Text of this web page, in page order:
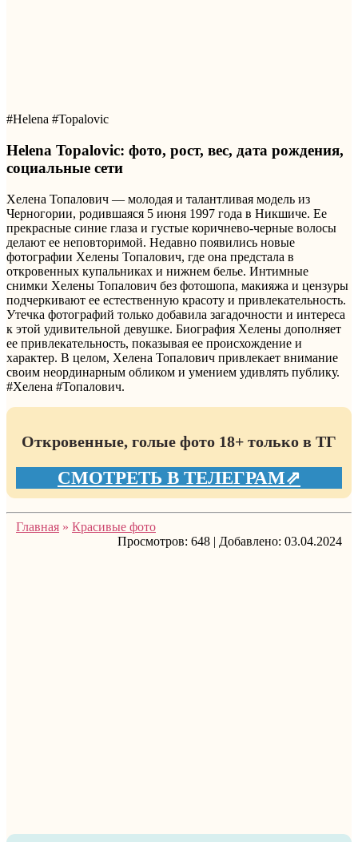
#Helena #Topalovic
Helena Topalovic: фото, рост, вес, дата рождения,
социальные сети
Хелена Топалович — молодая и талантливая модель из
Черногории, родившаяся 5 июня 1997 года в Никшиче. Ее
прекрасные синие глаза и густые коричнево-черные волосы
делают ее неповторимой. Недавно появились новые
фотографии Хелены Топалович, где она предстала в
откровенных купальниках и нижнем белье. Интимные
снимки Хелены Топалович без фотошопа, макияжа и цензуры
подчеркивают ее естественную красоту и привлекательность.
Утечка фотографий только добавила загадочности и интереса
к этой удивительной девушке. Биография Хелены дополняет
ее привлекательность, показывая ее происхождение и
характер. В целом, Хелена Топалович привлекает внимание
своим неординарным обликом и умением удивлять публику.
#Хелена #Топалович.
Откровенные, голые фото 18+ только в ТГ
СМОТРЕТЬ В ТЕЛЕГРАМ⇗
Главная » Красивые фото
Просмотров: 648 | Добавлено: 03.04.2024